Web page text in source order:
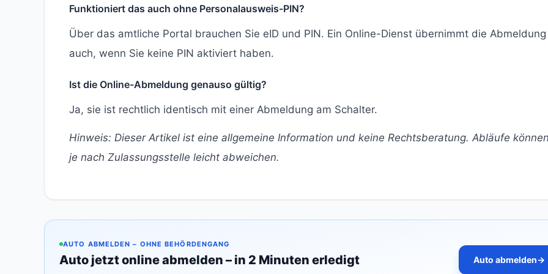
Funktioniert das auch ohne Personalausweis-PIN?
Über das amtliche Portal brauchen Sie eID und PIN. Ein Online-Dienst übernimmt die Abmeldung
auch, wenn Sie keine PIN aktiviert haben.
Ist die Online-Abmeldung genauso gültig?
Ja, sie ist rechtlich identisch mit einer Abmeldung am Schalter.
Hinweis: Dieser Artikel ist eine allgemeine Information und keine Rechtsberatung. Abläufe
je nach Zulassungsstelle leicht abweichen.
AUTO ABMELDEN – OHNE BEHÖRDENGANG
Auto jetzt online abmelden – in 2 Minuten erledigt Auto abmelden→